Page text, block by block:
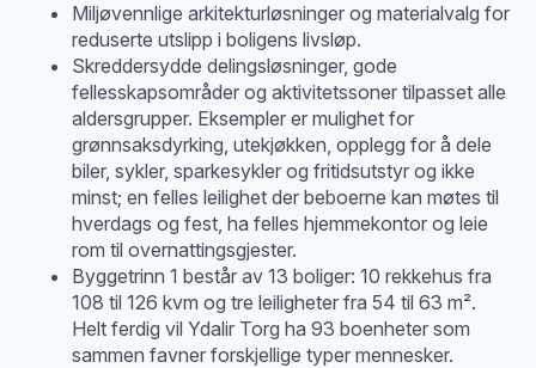
Miljøvennlige arkitekturløsninger og materialvalg for
reduserte utslipp i boligens livsløp.
Skreddersydde delingsløsninger, gode
fellesskapsområder og aktivitetssoner tilpasset alle
aldersgrupper. Eksempler er mulighet for
grønnsaksdyrking, utekjøkken, opplegg for å dele
biler, sykler, sparkesykler og fritidsutstyr og ikke
minst; en felles leilighet der beboerne kan møtes til
hverdags og fest, ha felles hjemmekontor og leie
rom til overnattingsgjester.
Byggetrinn 1 består av 13 boliger: 10 rekkehus fra
108 til 126 kvm og tre leiligheter fra 54 til 63 m².
Helt ferdig vil Ydalir Torg ha 93 boenheter som
sammen favner forskjellige typer mennesker.